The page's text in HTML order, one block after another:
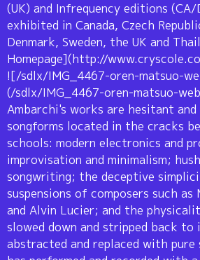
(UK) and Infrequency editions (CA/
exhibited in Canada, Czech
Denmark, Sweden, the UK and
Homepage](http://
![/sdlx/IMG_4467-oren-matsuo-
(/sdlx/IMG_4467-oren-matsuo-
Ambarchi's works are hesitant and
songforms located in the cracks
schools: modern electronics and
improvisation and minimalism;
songwriting; the deceptive
suspensions of composers such as
and Alvin Lucier; and the
slowed down and stripped back to
abstracted and replaced with pure